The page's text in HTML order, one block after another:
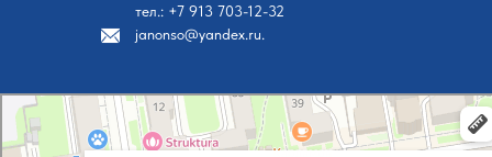
Новосибирск
Октябрьская улица, 34 на карте Новосибирска, ближайшее метро Площадь Ленина —
janonso@yandex.ru.
тел.: +7 913 703-12-32